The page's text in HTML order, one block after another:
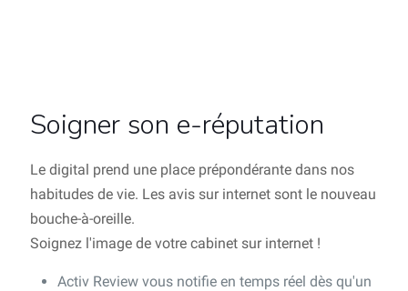
Soigner son e-réputation
Le digital prend une place prépondérante dans nos
habitudes de vie. Les avis sur internet sont le nouveau
bouche-à-oreille.
Soignez l'image de votre cabinet sur internet !
Activ Review vous notifie en temps réel dès qu'un